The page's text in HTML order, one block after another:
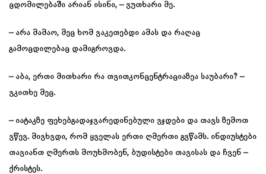
ცდომილებაში არიან ისინი, – ვუთხარი მე.
– არა მამაო, მეც ხომ ვაკეთებდი ამას და რაღაც
გამოცდილებაც დამიგროვდა.
– აბა, ერთი მითხარი რა თვითკონცენტრაციაზეა საუბარი? –
ვკითხე მეც.
– იატაკზე ფეხებგადაჯვარედინებული ვჯდები და თავს ზემოთ
ვწევ. მივხვდი, რომ ყველას ერთი ღმერთი გვწამს. ინდიუსტები
თავიანთ ღმერთს მოუხმობენ, ბუდისტები თავისას და ჩვენ –
ქრისტეს.